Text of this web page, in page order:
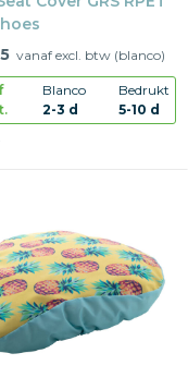
vanaf excl. btw (blanco)
Blanco
2-3 d
Bedrukt
5-10 d